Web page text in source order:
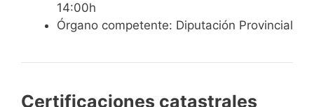
14:00h
Órgano competente: Diputación Provincial
Certificaciones catastrales